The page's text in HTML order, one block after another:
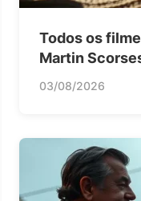
Todos os
Martin
03/08/2026